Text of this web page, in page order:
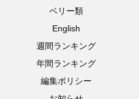
ベリー類
English
週間ランキング
年間ランキング
編集ポリシー